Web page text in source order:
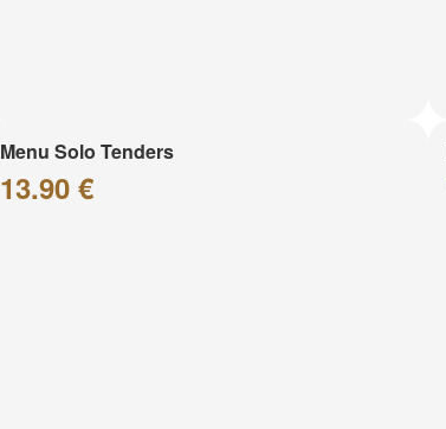
Menu Solo Tenders
13.90 €